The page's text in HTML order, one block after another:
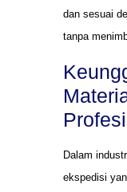
dan sesuai
tanpa
Dalam
ekspedisi